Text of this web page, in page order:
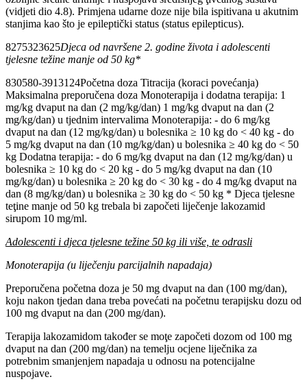
(vidjeti dio 4.8). Primjena udarne doze nije bila ispitivana u akutnim
stanjima kao što je epileptički status (status epilepticus).
8275323625Djeca od navršene 2. godine života i adolescenti
tjelesne težine manje od 50 kg*
830580-3913124Početna doza Titracija (koraci povećanja)
Maksimalna preporučena doza Monoterapija i dodatna terapija: 1
mg/kg dvaput na dan (2 mg/kg/dan) 1 mg/kg dvaput na dan (2
mg/kg/dan) u tjednim intervalima Monoterapija: - do 6 mg/kg
dvaput na dan (12 mg/kg/dan) u bolesnika ≥ 10 kg do < 40 kg - do
5 mg/kg dvaput na dan (10 mg/kg/dan) u bolesnika ≥ 40 kg do < 50
kg Dodatna terapija: - do 6 mg/kg dvaput na dan (12 mg/kg/dan) u
bolesnika ≥ 10 kg do < 20 kg - do 5 mg/kg dvaput na dan (10
mg/kg/dan) u bolesnika ≥ 20 kg do < 30 kg - do 4 mg/kg dvaput na
dan (8 mg/kg/dan) u bolesnika ≥ 30 kg do < 50 kg * Djeca tjelesne
teţine manje od 50 kg trebala bi započeti liječenje lakozamid
sirupom 10 mg/ml.
Adolescenti i djeca tjelesne težine 50 kg ili više, te odrasli
Monoterapija (u liječenju parcijalnih napadaja)
Preporučena početna doza je 50 mg dvaput na dan (100 mg/dan),
koju nakon tjedan dana treba povećati na početnu terapijsku dozu od
100 mg dvaput na dan (200 mg/dan).
Terapija lakozamidom također se moţe započeti dozom od 100 mg
dvaput na dan (200 mg/dan) na temelju ocjene liječnika za
potrebnim smanjenjem napadaja u odnosu na potencijalne
nuspojave.